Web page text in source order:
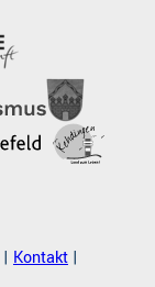
Kontakt